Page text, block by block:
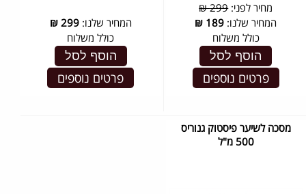
מחיר לפני:299 ₪
המחיר שלנו: 189
₪
כולל משלוח
הוסף לסל
פרטים נוספים
המחיר שלנו:299
₪
כולל משלוח
הוסף לסל
פרטים נוספים
מסכה לשיער פיסטוק גנוריס
500 מ"ל